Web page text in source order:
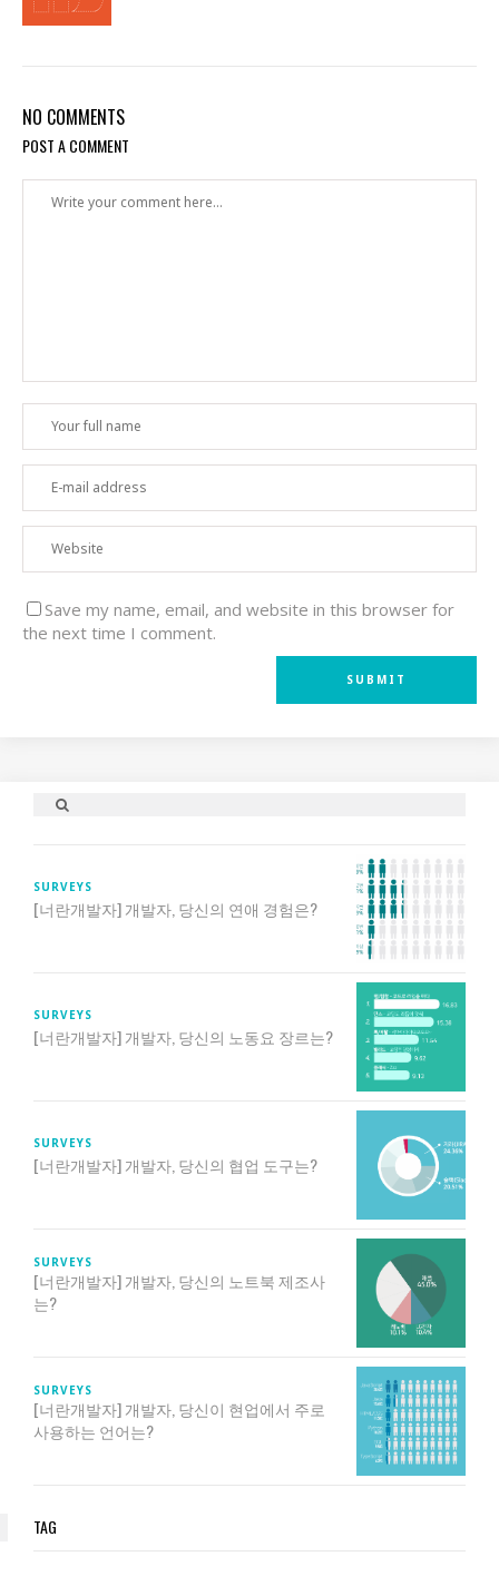
NO COMMENTS
POST A COMMENT
Save my name, email, and website in this browser for
the next time I comment.
SURVEYS
[너란개발자] 개발자, 당신의 연애 경험은?
SURVEYS
[너란개발자] 개발자, 당신의 노동요 장르는?
SURVEYS
[너란개발자] 개발자, 당신의 협업 도구는?
SURVEYS
[너란개발자] 개발자, 당신의 노트북 제조사
는?
SURVEYS
[너란개발자] 개발자, 당신이 현업에서 주로
사용하는 언어는?
TAG